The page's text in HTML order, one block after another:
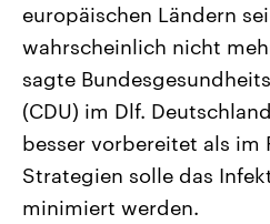
Landtagswahl Sachsen-Anhalt
2026
Alle Informationen
Sachsen-Anhalt wählt am 6.
September 2026 einen neuen
Landtag. Seit 2021 wird das
Bundesland von einer Koalition
Umfragen, Prognosen,
Wahlprogramme, aktuelle
und Hintergründe zu den Parteien
Sendungen Programm
europäischen Ländern
wahrscheinlich nicht
sagte
(CDU) im Dlf.
besser vorbereitet als im
Strategien solle das
minimiert werden.